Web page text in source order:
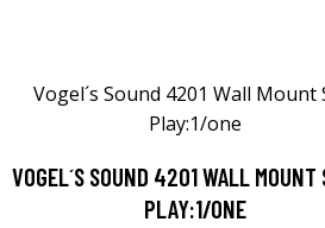
VOGEL´S SOUND 4201 WALL MOUNT
PLAY:1/ONE